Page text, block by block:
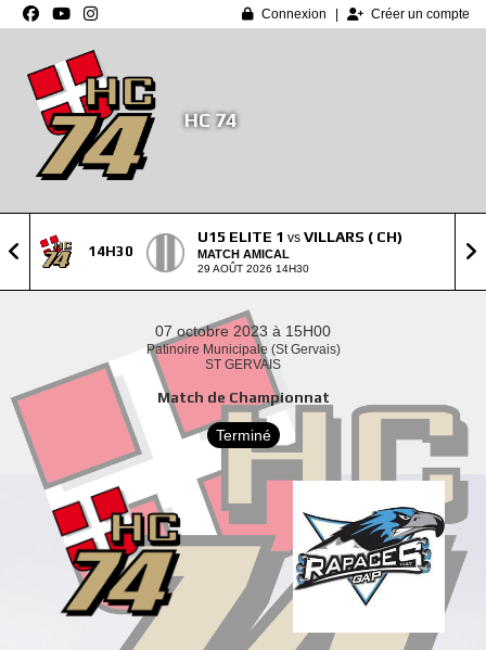
Connexion Créer un compte
HC 74
14H30
U15 ELITE 1 vs VILLARS ( CH)
MATCH AMICAL
29 AOÛT 2026 14H30
07 octobre 2023 à 15H00
Patinoire Municipale (St Gervais)
ST GERVAIS
Match de Championnat
Terminé
Panneau de gestion des cookies